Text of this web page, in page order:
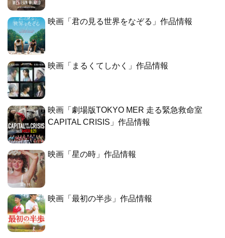
映画「君の見る世界をなぞる」作品情報
映画「まるくてしかく」作品情報
映画「劇場版TOKYO MER 走る緊急救命室
CAPITAL CRISIS」作品情報
映画「星の時」作品情報
映画「最初の半歩」作品情報